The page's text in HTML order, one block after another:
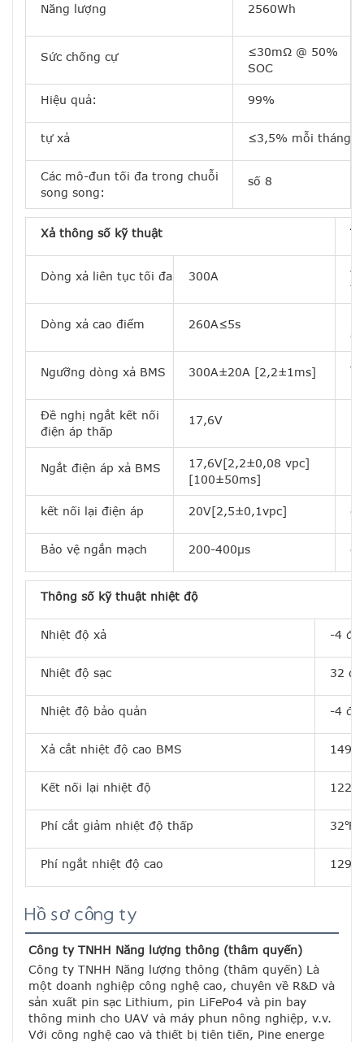
Năng lượng 2560Wh
Sức chống cự
≤30mΩ @ 50%
SOC
Hiệu quả: 99%
tự xả ≤3,5% mỗi tháng
Các mô-đun tối đa trong chuỗi
song song:
số 8
Xả thông số kỹ thuật
Dòng xả liên tục tối đa 300A
tại
Dòng xả cao điểm 260A≤5s
đa
Ngưỡng dòng xả BMS 300A±20A [2,2±1ms]
Đề nghị ngắt kết nối
điện áp thấp
17,6V
Ngắt điện áp xả BMS
17,6V[2,2±0,08 vpc]
[100±50ms]
kết nối lại điện áp 20V[2,5±0,1vpc]
Bảo vệ ngắn mạch 200-400μs
Thông số kỹ thuật nhiệt độ
Nhiệt độ xả -4
Nhiệt độ sạc 32
Nhiệt độ bảo quản -4
Xả cắt nhiệt độ cao BMS
Kết nối lại nhiệt độ
Phí cắt giảm nhiệt độ thấp
Phí ngắt nhiệt độ cao
Hồ sơ công ty
Công ty TNHH Năng lượng thông (thâm quyến)
Công ty TNHH Năng lượng thông (thâm quyến) Là
một doanh nghiệp công nghệ cao, chuyên về R&D và
sản xuất pin sạc Lithium, pin LiFePo4 và pin bay
thông minh cho UAV và máy phun nông nghiệp, v.v.
Với công nghệ cao và thiết bị tiên tiến, Pine energe